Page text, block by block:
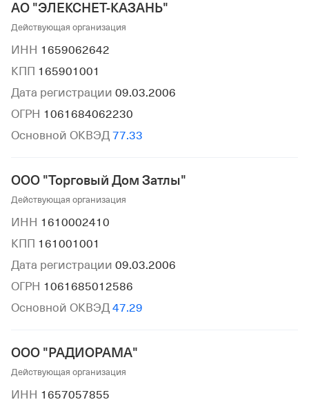
АО "ЭЛЕКСНЕТ-КАЗАНЬ"
Действующая организация
ИНН 1659062642
КПП 165901001
Дата регистрации 09.03.2006
ОГРН 1061684062230
Основной ОКВЭД 77.33
ООО "Торговый Дом Затлы"
Действующая организация
ИНН 1610002410
КПП 161001001
Дата регистрации 09.03.2006
ОГРН 1061685012586
Основной ОКВЭД 47.29
ООО "РАДИОРАМА"
Действующая организация
ИНН 1657057855